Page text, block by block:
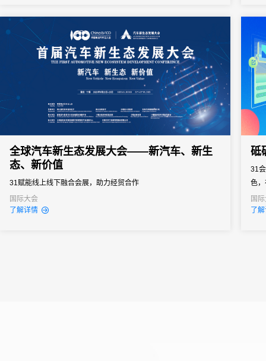
优先选择。...
全球汽车新生态发展大会——新汽车、新生
态、新价值
31赋能线上线下融合会展，助力经贸合作
国际大会
了解详情
砥
31
色
们
通
国
线
了